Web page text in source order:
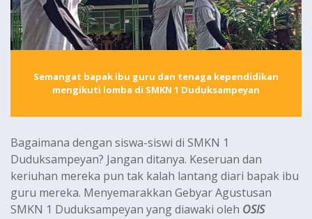
Semangat bapak ibu guru dan tenaga kependidikan
mengikuti lomba di SMKN 1 Duduksampeyan
Bagaimana dengan siswa-siswi di SMKN 1
Duduksampeyan? Jangan ditanya. Keseruan dan
keriuhan mereka pun tak kalah lantang diari bapak ibu
guru mereka. Menyemarakkan Gebyar Agustusan
SMKN 1 Duduksampeyan yang diawaki oleh OSIS